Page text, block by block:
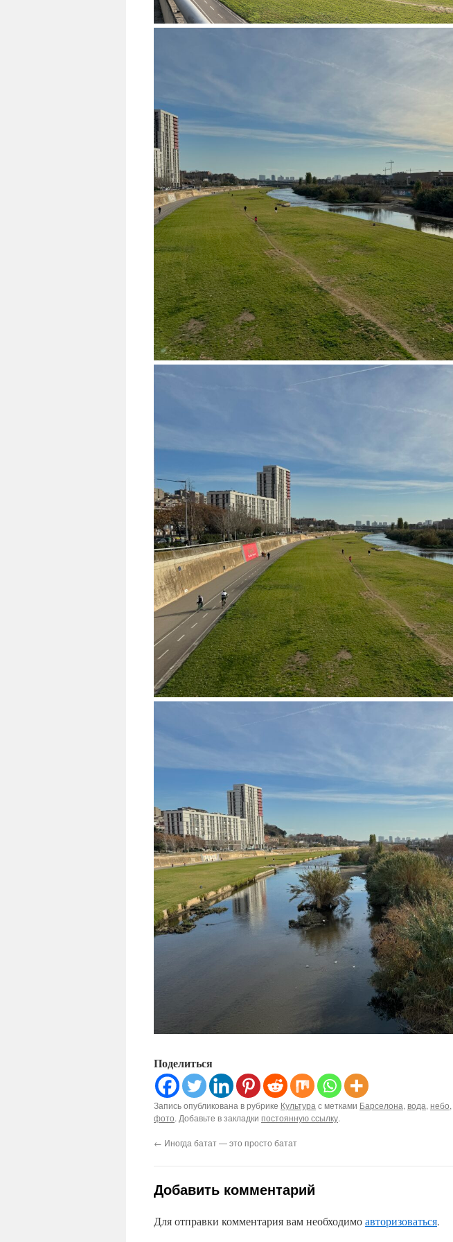
Поделиться
Запись опубликована в рубрике Культура с метками Барселона, вода, небо,
фото. Добавьте в закладки постоянную ссылку.
← Иногда батат — это просто батат
Добавить комментарий
Для отправки комментария вам необходимоавторизоваться.